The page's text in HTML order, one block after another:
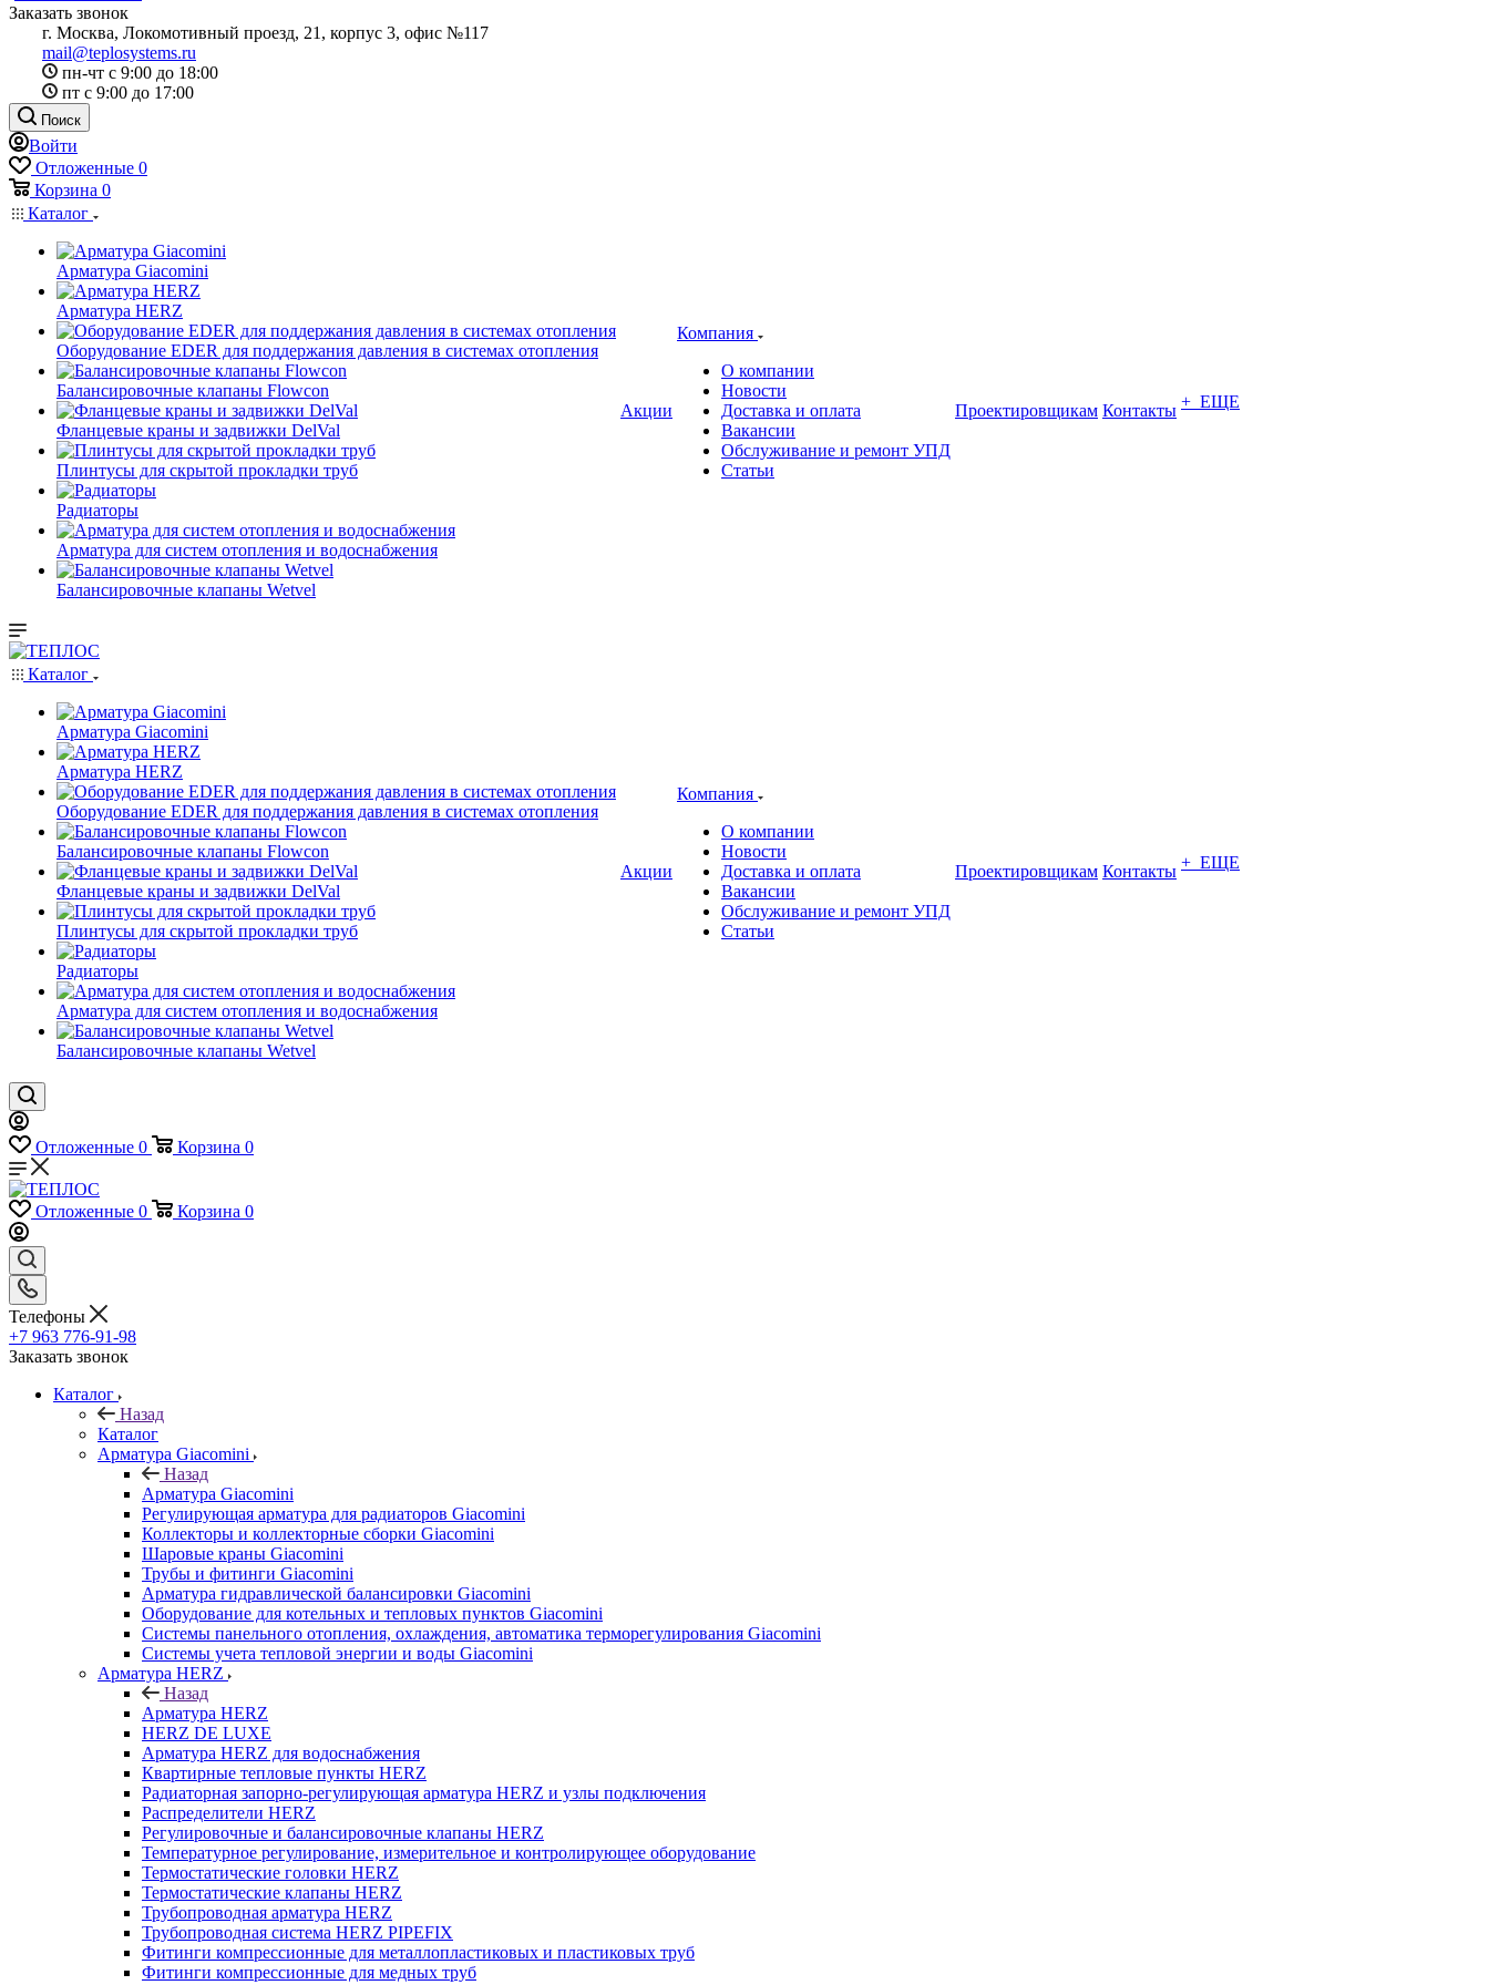
Заказать звонок
г. Москва, Локомотивный проезд, 21, корпус 3, офис №117
mail@teplosystems.ru
пн-чт с 9:00 до 18:00
пт с 9:00 до 17:00
Поиск
Войти
Отложенные 0
Корзина 0
Каталог
Арматура Giacomini
Арматура HERZ
Оборудование EDER для поддержания давления в системах отопления
Балансировочные клапаны Flowcon
Фланцевые краны и задвижки DelVal
Плинтусы для скрытой прокладки труб
Радиаторы
Арматура для систем отопления и водоснабжения
Балансировочные клапаны Wetvel
Акции
Компания
О компании
Новости
Доставка и оплата
Вакансии
Обслуживание и ремонт УПД
Статьи
Проектировщикам Контакты + ЕЩЕ
Каталог
Арматура Giacomini
Арматура HERZ
Оборудование EDER для поддержания давления в системах отопления
Балансировочные клапаны Flowcon
Фланцевые краны и задвижки DelVal
Плинтусы для скрытой прокладки труб
Радиаторы
Арматура для систем отопления и водоснабжения
Балансировочные клапаны Wetvel
Акции
Компания
О компании
Новости
Доставка и оплата
Вакансии
Обслуживание и ремонт УПД
Статьи
Проектировщикам Контакты + ЕЩЕ
Отложенные 0 Корзина 0
Отложенные 0 Корзина 0
Телефоны
+7 963 776-91-98
Заказать звонок
Каталог
Назад
Каталог
Арматура Giacomini
Назад
Арматура Giacomini
Регулирующая арматура для радиаторов Giacomini
Коллекторы и коллекторные сборки Giacomini
Шаровые краны Giacomini
Трубы и фитинги Giacomini
Арматура гидравлической балансировки Giacomini
Оборудование для котельных и тепловых пунктов Giacomini
Системы панельного отопления, охлаждения, автоматика терморегулирования Giacomini
Системы учета тепловой энергии и воды Giacomini
Арматура HERZ
Назад
Арматура HERZ
HERZ DE LUXE
Арматура HERZ для водоснабжения
Квартирные тепловые пункты HERZ
Радиаторная запорно-регулирующая арматура HERZ и узлы подключения
Распределители HERZ
Регулировочные и балансировочные клапаны HERZ
Температурное регулирование, измерительное и контролирующее оборудование
Термостатические головки HERZ
Термостатические клапаны HERZ
Трубопроводная арматура HERZ
Трубопроводная система HERZ PIPEFIX
Фитинги компрессионные для металлопластиковых и пластиковых труб
Фитинги компрессионные для медных труб